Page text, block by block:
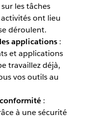
les tâches
ont lieu
déroulent.
applications:
et applications
travaillez déjà,
vos outils au
:
à une sécurité